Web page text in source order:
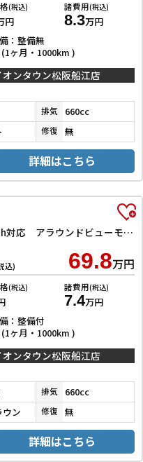
(税込)
円
諸費用(税込)
8.3万円
：整備無
ヶ月・1000km )
オンタウン松阪船江店
排気 660cc
修復 無
詳細はこちら
X 衝突軽減B 純正ナビ Bluetooth対応 アラウンドビューモニター スマートキー プッシュスタート アイドリングストップ タッチパネルオートエアコン 電動格納ミラー
込) 69.8万円
(税込) 諸費用(税込)
7.4万円
：整備付
ヶ月・1000km )
オンタウン松阪船江店
排気 660cc
ウン 修復 無
詳細はこちら